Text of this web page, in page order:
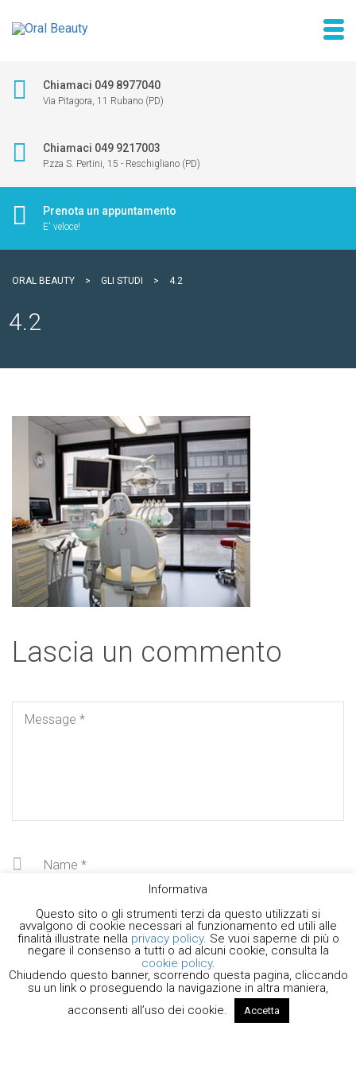
Chiamaci 049 8977040
Via Pitagora, 11 Rubano (PD)
Chiamaci 049 9217003
P.zza S. Pertini, 15 - Reschigliano (PD)
Prenota un appuntamento
E' veloce!
ORAL BEAUTY > GLI STUDI > 4.2
4.2
Lascia un commento
Informativa
Questo sito o gli strumenti terzi da questo utilizzati si
avvalgono di cookie necessari al funzionamento ed utili alle
finalità illustrate nella privacy policy. Se vuoi saperne di più o
negare il consenso a tutti o ad alcuni cookie, consulta la
cookie policy.
Chiudendo questo banner, scorrendo questa pagina, cliccando
su un link o proseguendo la navigazione in altra maniera,
acconsenti all’uso dei cookie.
Accetta